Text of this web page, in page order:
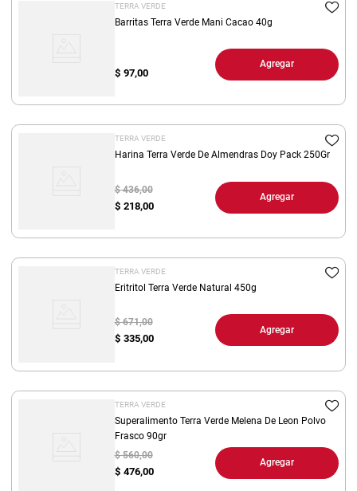
TERRA VERDE
Barritas Terra Verde Mani Cacao 40g
$ 97,00
Agregar
TERRA VERDE
Harina Terra Verde De Almendras Doy Pack 250Gr
$ 218,00
$ 436,00
Agregar
TERRA VERDE
Eritritol Terra Verde Natural 450g
$ 335,00
$ 671,00
Agregar
TERRA VERDE
Superalimento Terra Verde Melena De Leon Polvo
Frasco 90gr
$ 476,00
$ 560,00
Agregar